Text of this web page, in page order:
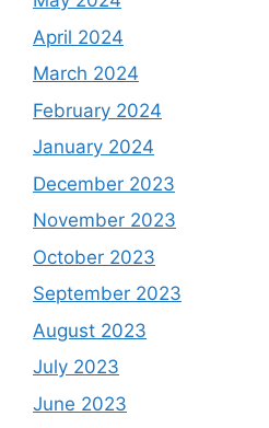
April 2024
March 2024
February 2024
January 2024
December 2023
November 2023
October 2023
September 2023
August 2023
July 2023
June 2023